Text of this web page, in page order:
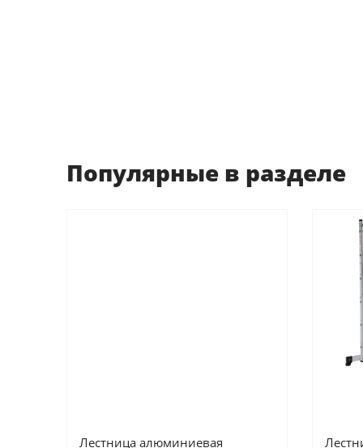
Популярные в разделе
Лестница алюминиевая